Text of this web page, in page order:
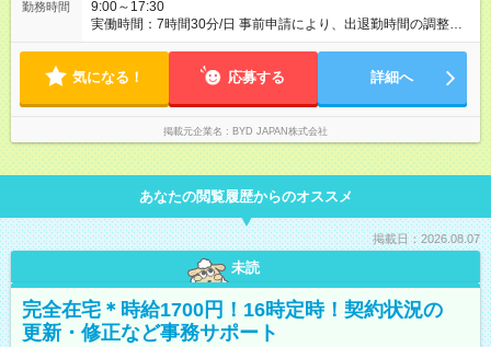
勤務時間
9:00～17:30
実働時間：7時間30分/日 事前申請により、出退勤時間の調整が
可能です。 7:00～11:00、16:00～19:30 の間で柔軟に対応でき
気になる！ 応募する 詳細へ
掲載元企業名 BYD JAPAN株式会社
あなたの閲覧履歴からのオススメ
掲載日：2026.08.07
未読
完全在宅＊時給1700円！16時定時！契約状況の
更新・修正など事務サポート